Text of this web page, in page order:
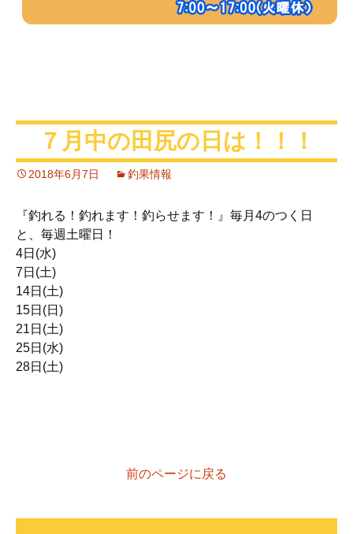
７月中の田尻の日は！！！
2018年6月7日 釣果情報
『釣れる！釣れます！釣らせます！』毎月4のつく日
と、毎週土曜日！
4日(水)
7日(土)
14日(土)
15日(日)
21日(土)
25日(水)
28日(土)
前のページに戻る